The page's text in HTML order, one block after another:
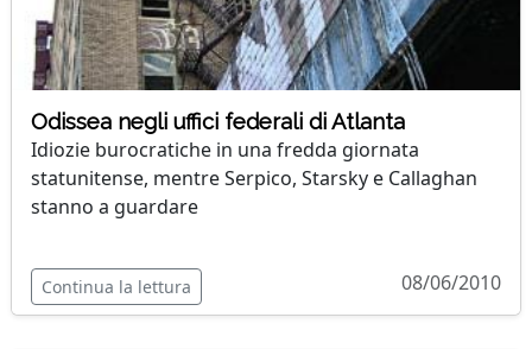
Odissea negli uffici federali di Atlanta
Idiozie burocratiche in una fredda giornata
statunitense, mentre Serpico, Starsky e Callaghan
stanno a guardare
Continua la lettura 08/06/2010